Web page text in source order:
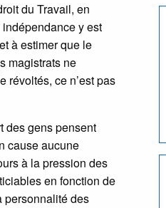
du Travail, en
y est
à estimer que le
magistrats ne
révoltés, ce n’est pas
des gens pensent
cause aucune
à la pression des
en fonction de
personnalité des